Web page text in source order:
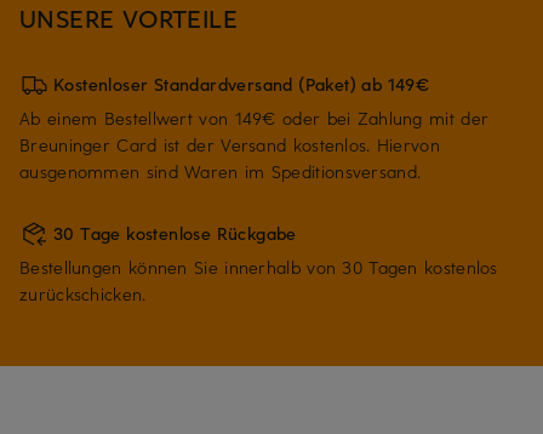
UNSERE VORTEILE
Kostenloser Standardversand (Paket) ab 149€
Ab einem Bestellwert von 149€ oder bei Zahlung mit der
Breuninger Card ist der Versand kostenlos. Hiervon
ausgenommen sind Waren im Speditionsversand.
30 Tage kostenlose Rückgabe
Bestellungen können Sie innerhalb von 30 Tagen kostenlos
zurückschicken.